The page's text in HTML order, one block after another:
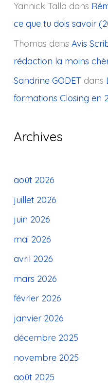
Yannick Talla dans
ce que tu dois savoir
Thomas dans Avis
rédaction la moins
Sandrine GODETdans
formations Closing en
Archives
août 2026
juillet 2026
juin 2026
mai 2026
avril 2026
mars 2026
février 2026
janvier 2026
décembre 2025
novembre 2025
août 2025